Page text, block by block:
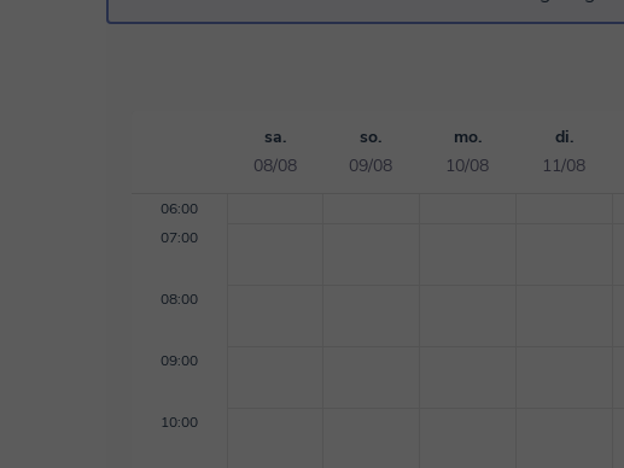
sa.
08/08
so.
09/08
mo.
10/08
di.
11/08
06:00
07:00
08:00
09:00
10:00